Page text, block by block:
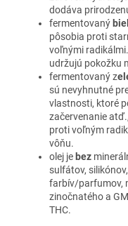
dodáva
fermentovaný
pôsobia proti
voľnými
udržujú pokožku
fermentovaný z
sú nevyhnutné
vlastnosti, ktoré
začervenanie
proti voľným
vôňu.
olej je bez
sulfátov,
farbív/parfumov,
zinočnatého a
THC.